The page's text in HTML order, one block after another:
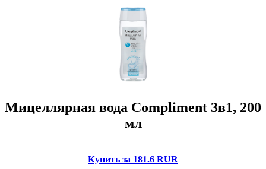
Мицеллярная вода Compliment 3в1, 200
мл
Купить за 181.6 RUR